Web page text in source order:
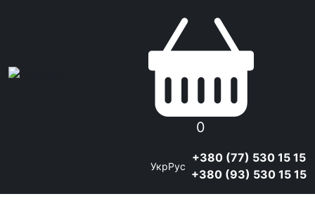
0
УкрРус
+380 (77) 530 15 15
+380 (93) 530 15 15